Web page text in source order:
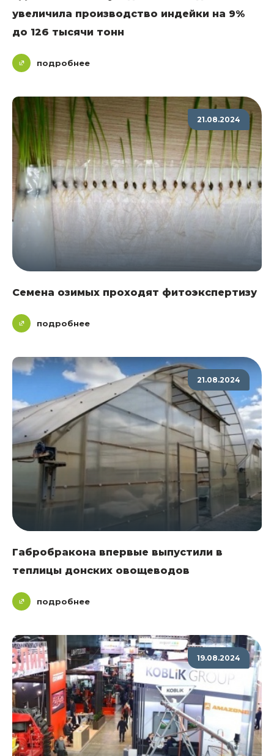
увеличила производство индейки на 9%
до 126 тысячи тонн
подробнее
21.08.2024
Семена озимых проходят фитоэкспертизу
подробнее
21.08.2024
Габробракона впервые выпустили в
теплицы донских овощеводов
подробнее
19.08.2024